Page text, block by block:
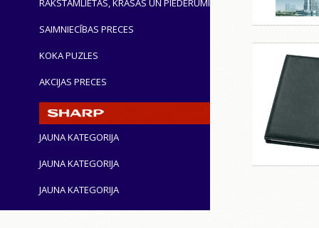
RAKSTĀMLIETAS, KRĀSAS UN PIEDERUMI
SAIMNIECĪBAS PRECES
KOKA PUZLES
AKCIJAS PRECES
JAUNA KATEGORIJA
JAUNA KATEGORIJA
JAUNA KATEGORIJA